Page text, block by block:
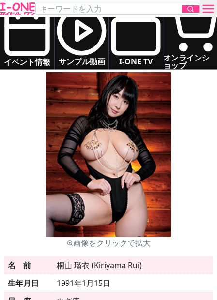
イベント情報 サンプル動画 I-ONE TV オンラインシ
ョップ
お問い合わせ
サンプル動画
イベント情報
アイドル一覧
メニュー
▶発売中
桐山 瑠衣Kiriyama Rui
いもうと系
お姉さま系
ドキドキ系
画像をクリックで拡大
名 前
桐山 瑠衣 (Kiriyama Rui)
生年月日
1991年1月15日